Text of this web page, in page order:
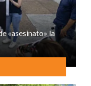
«asesinato» la